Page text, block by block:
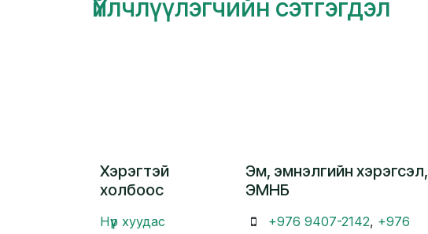
Үйлчлүүлэгчийн сэтгэгдэл
Хэрэгтэй
холбоос
Нүүр хуудас
Эм, эмнэлгийн хэрэгсэл,
ЭМНБ
+976 9407-2142, +976